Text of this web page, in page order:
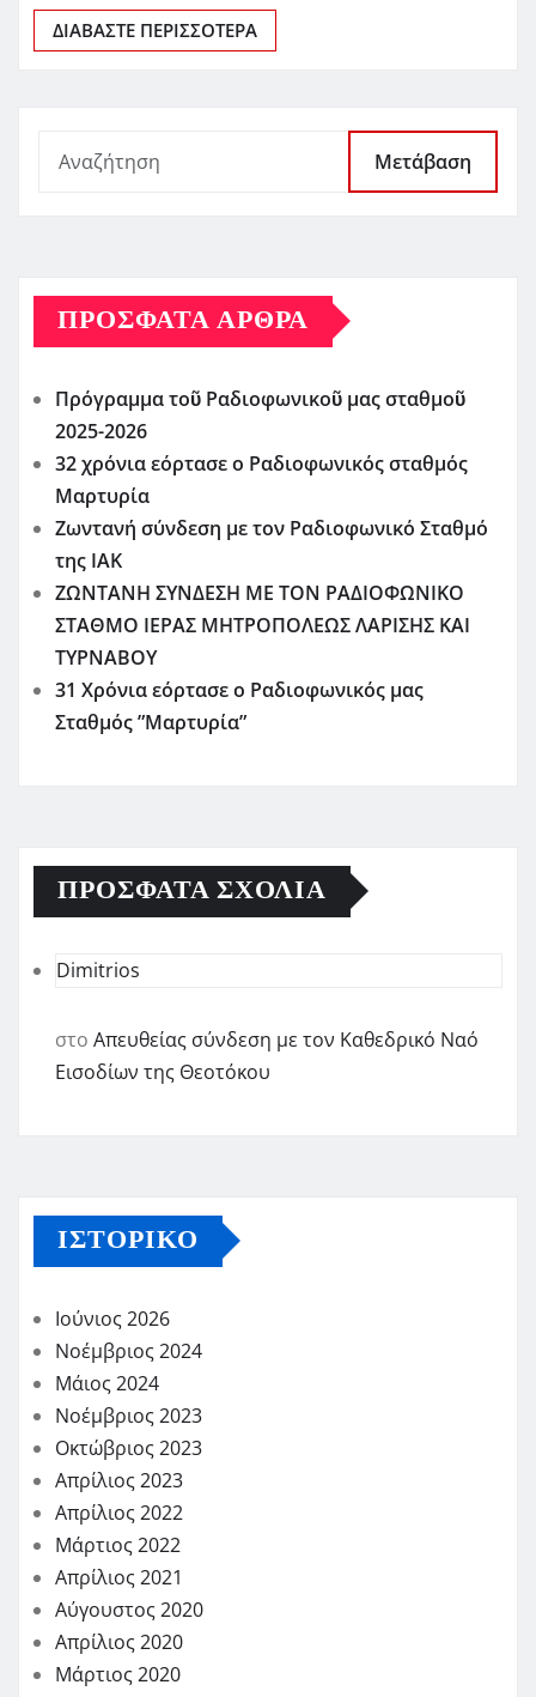
ΔΙΑΒΆΣΤΕ ΠΕΡΙΣΣΌΤΕΡΑ
Μετάβαση
ΠΡΌΣΦΑΤΑ ΆΡΘΡΑ
Πρόγραμμα τοῦ Ραδιοφωνικοῦ μας σταθμοῦ
2025-2026
32 χρόνια εόρτασε ο Ραδιοφωνικός σταθμός
Μαρτυρία
Ζωντανή σύνδεση με τον Ραδιοφωνικό Σταθμό
της ΙΑΚ
ΖΩΝΤΑΝΗ ΣΥΝΔΕΣΗ ΜΕ ΤΟΝ ΡΑΔΙΟΦΩΝΙΚΟ
ΣΤΑΘΜΟ ΙΕΡΑΣ ΜΗΤΡΟΠΟΛΕΩΣ ΛΑΡΙΣΗΣ ΚΑΙ
ΤΥΡΝΑΒΟΥ
31 Χρόνια εόρτασε ο Ραδιοφωνικός μας
Σταθμός ”Μαρτυρία”
ΠΡΌΣΦΑΤΑ ΣΧΌΛΙΑ
Dimitrios
στο Απευθείας σύνδεση με τον Καθεδρικό Ναό
Εισοδίων της Θεοτόκου
ΙΣΤΟΡΙΚΌ
Ιούνιος 2026
Νοέμβριος 2024
Μάιος 2024
Νοέμβριος 2023
Οκτώβριος 2023
Απρίλιος 2023
Απρίλιος 2022
Μάρτιος 2022
Απρίλιος 2021
Αύγουστος 2020
Απρίλιος 2020
Μάρτιος 2020